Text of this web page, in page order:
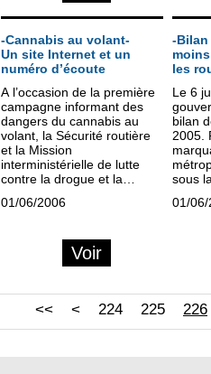
-Cannabis au volant-
Un site Internet et un
numéro d’écoute
A l’occasion de la première
campagne informant des
dangers du cannabis au
volant, la Sécurité routière
et la Mission
interministérielle de lutte
contre la drogue et la
site Internet et un numéro
01/06/2006
Voir
-Bilan
les
Le 6
bilan
2005.
sous
année
01/06/
<< < 224 225 226